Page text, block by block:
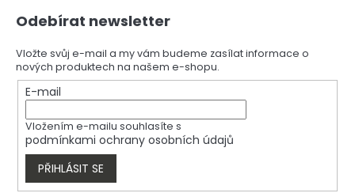
a
c
í
v
k
Odebírat newsletter
Vložte svůj e-mail a my vám budeme zasílat informace o
nových produktech na našem e-shopu.
E-mail
Vložením e-mailu souhlasíte s
podmínkami ochrany osobních údajů
PŘIHLÁSIT SE